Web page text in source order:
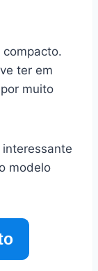
ter em
muito
modelo